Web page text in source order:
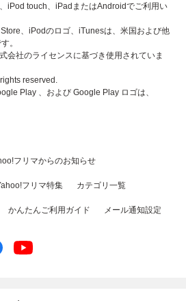
iPod touch、iPadまたはAndroidでご利用い
、iPodのロゴ、iTunesは、米国および他
。
会社のライセンスに基づき使用されていま
reserved.
Play 、および Google Play ロゴは、
フリマからのお知らせ
フリマ特集 カテゴリ一覧
かんたんご利用ガイド メール通知設定